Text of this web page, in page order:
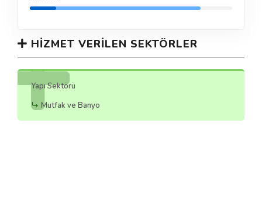
HIZMET VERILEN SEKTÖRLER
Yapı Sektörü
Mutfak ve Banyo